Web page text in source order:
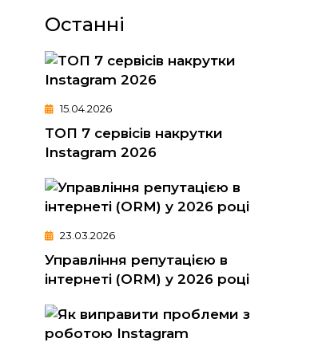
Останні
15.04.2026
ТОП 7 сервісів накрутки
Instagram 2026
23.03.2026
Управління репутацією в
інтернеті (ORM) у 2026 році